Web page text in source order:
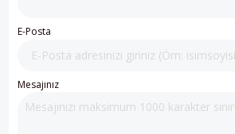
E-Posta
Mesajınız